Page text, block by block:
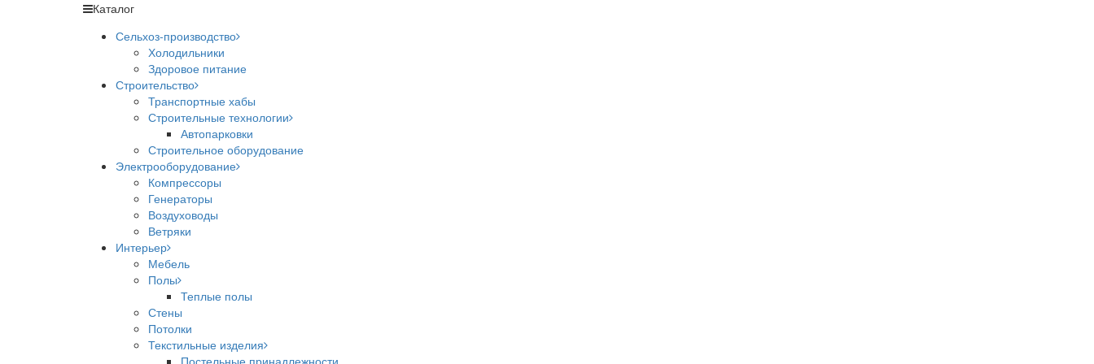
Каталог
Сельхоз-производство
Холодильники
Здоровое питание
Строительство
Транспортные хабы
Строительные технологии
Автопарковки
Строительное оборудование
Электрооборудование
Компрессоры
Генераторы
Воздуховоды
Ветряки
Интерьер
Мебель
Полы
Теплые полы
Стены
Потолки
Текстильные изделия
Постельные принадлежности